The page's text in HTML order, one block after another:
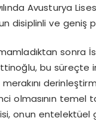
Avusturya
disiplinli ve geniş
sonra
bu süreçte
olmasının
onun entelektüel